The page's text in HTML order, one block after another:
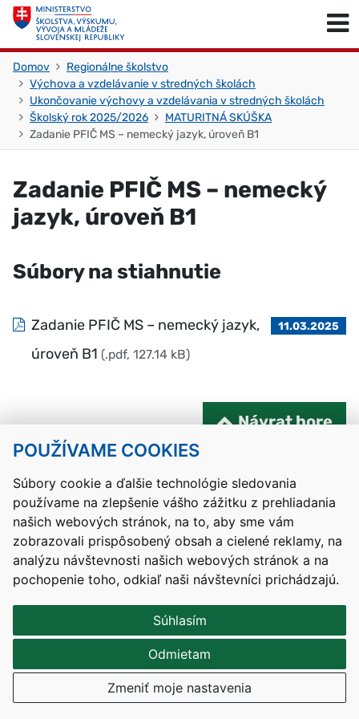
POUŽÍVAME COOKIES
Súbory cookie a ďalšie technológie sledovania
používame na zlepšenie vášho zážitku z prehliadania
našich webových stránok, na to, aby sme vám
zobrazovali prispôsobený obsah a cielené reklamy, na
analýzu návštevnosti našich webových stránok a na
pochopenie toho, odkiaľ naši návštevníci prichádzajú.
Súhlasím
Odmietam
Zmeniť moje nastavenia
Skočiť na obsah
Domov
Regionálne školstvo
Výchova a vzdelávanie v stredných školách
Ukončovanie výchovy a vzdelávania v stredných školách
Školský rok 2025/2026
MATURITNÁ SKÚŠKA
Zadanie PFIČ MS – nemecký jazyk, úroveň B1
Zadanie PFIČ MS – nemecký
jazyk, úroveň B1
Súbory na stiahnutie
Zadanie PFIČ MS – nemecký jazyk,
úroveň B1 (.pdf, 127.14 kB)
11.03.2025
Skočiť na začiatok stránky
Návrat hore
Kontakty Mapa stránky RSS
Vyhlásenie o prístupnosti
Nastavenia cookies
Prevádzkovateľom služby je Ministerstvo školstva, výskumu,
vývoja a mládeže Slovenskej republiky.
Tvorba stránok: Aglo Solutions
Redakčný systém : SysCom